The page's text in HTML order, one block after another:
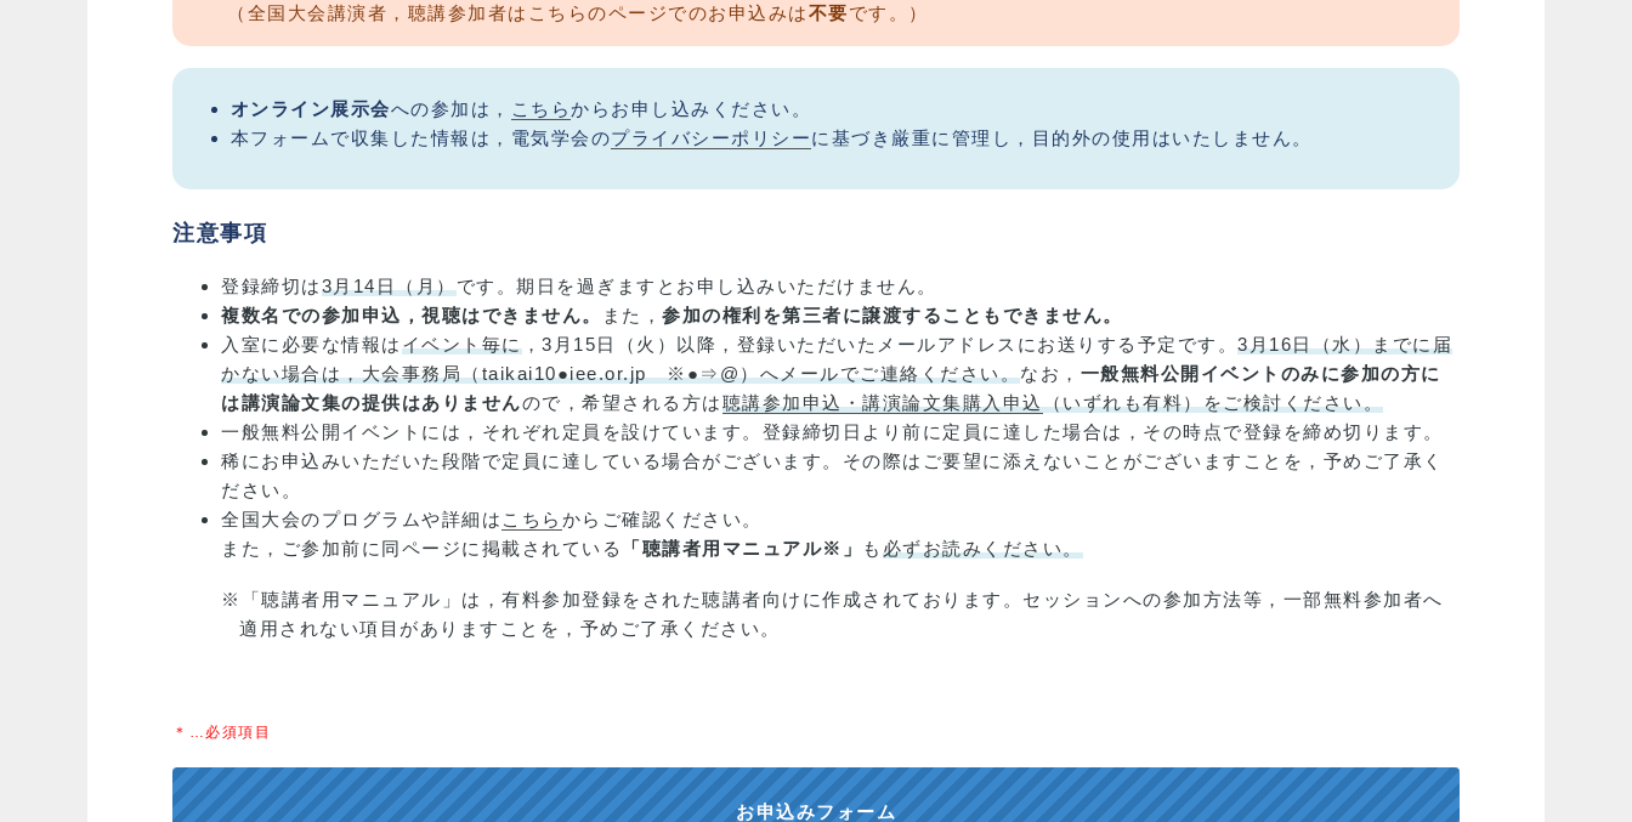
（全国大会講演者，聴講参加者はこちらのページでのお申込みは不要です。）
オンライン展示会への参加は， こちらからお申し込みください。
本フォームで収集した情報は，電気学会のプライバシーポリシーに基づき厳重に管理し，目的外の使用はいたしません。
注意事項
登録締切は3月14日（月）です。期日を過ぎますとお申し込みいただけません。
複数名での参加申込，視聴はできません。
また， 参加の権利を第三者に譲渡することもできません。
入室に必要な情報はイベント毎に，3月15日（火）以降，登録いただいたメールアドレスにお送りする予定です。 3月16日（水）までに届
かない場合は，大会事務局（taikai10●iee.or.jp ※●⇒@）へメールでご連絡ください。なお， 一般無料公開イベントのみに参加の方に
は講演論文集の提供はありませんので，希望される方は聴講参加申込・講演論文集購入申込（いずれも有料）をご検討ください。
一般無料公開イベントには，それぞれ定員を設けています。登録締切日より前に定員に達した場合は，その時点で登録を締め切ります。
稀にお申込みいただいた段階で定員に達している場合がございます。その際はご要望に添えないことがございますことを，予めご了承く
ださい。
全国大会のプログラムや詳細は こちら からご確認ください。
また，ご参加前に同ページに掲載されている
「聴講者用マニュアル※」 も 必ずお読みください。
※「聴講者用マニュアル」は，有料参加登録をされた聴講者向けに作成されております。セッションへの参加方法等，一部無料参加者へ
適用されない項目がありますことを，予めご了承ください。
＊…必須項目
お申込みフォーム